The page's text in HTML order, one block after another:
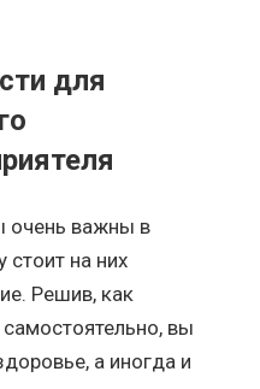
для
очень важны в
стоит на них
Решив, как
вы
а иногда и